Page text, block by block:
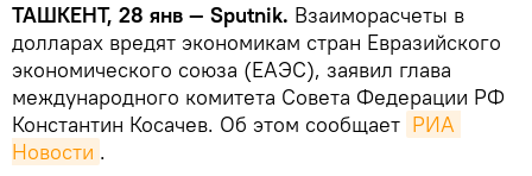
ТАШКЕНТ, 28 янв — Sputnik. Взаиморасчеты в
долларах вредят экономикам стран Евразийского
экономического союза (ЕАЭС), заявил глава
международного комитета Совета Федерации РФ
Константин Косачев. Об этом сообщает РИА
Новости .